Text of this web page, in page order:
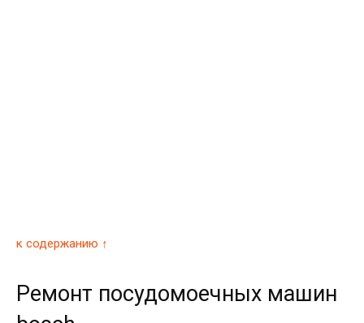
к содержанию ↑
Ремонт посудомоечных машин